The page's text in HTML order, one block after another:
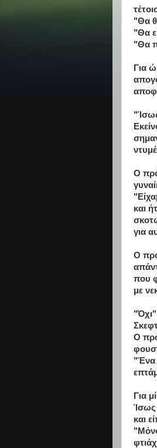
"Θα
"Θα
"Θα
Για
Ο
και
για
Ο
που
με
Ο
"Ένα
Για
Ίσως
και